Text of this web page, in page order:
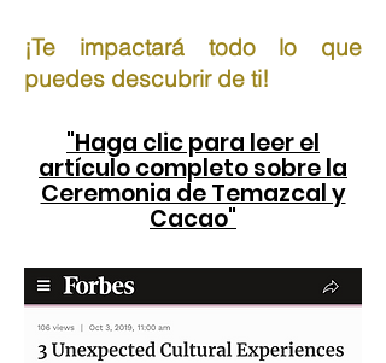
¡Te impactará todo lo que
puedes descubrir de ti!
"Haga clic para leer el
artículo completo sobre la
Ceremonia de Temazcal y
Cacao"